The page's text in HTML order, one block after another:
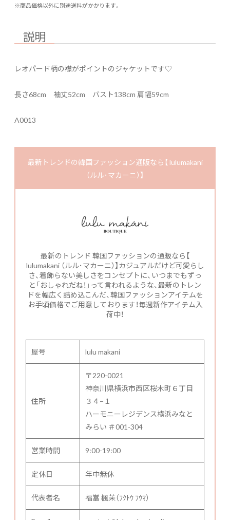
※商品価格以外に別途送料がかかります。
説明
レオパード柄の襟がポイントのジャケットです♡
長さ68cm 袖丈52cm バスト138cm 肩幅59cm
A0013
最新トレンドの韓国ファッション通販なら【 lulumakani
（ルル･マカーニ）】
最新のトレンド 韓国ファッションの通販なら【
lulumakani （ルル･マカーニ）】カジュアルだけど可愛らし
さ、着飾らない美しさをコンセプトに、いつまでもずっ
と「おしゃれだね！」って言われるような、最新のトレン
ドを幅広く詰め込こんだ、韓国ファッションアイテムを
お手頃価格でご用意しております！毎週新作アイテム入
荷中！
屋号 lulu makani
住所
〒220-0021
神奈川県横浜市西区桜木町６丁目
３４−１
ハーモニーレジデンス横浜みなと
みらい ＃001-304
営業時間 9:00-19:00
定休日 年中無休
代表者名 福當 楓茉（ﾌｸﾄｳ ﾌｳﾏ）